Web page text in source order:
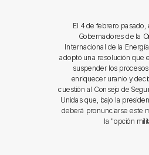
El 4 de febrero pasado,
Gobernadores de la
Internacional de la
adoptó una resolución que
suspender los
enriquecer uranio y
cuestión al Consejo de
Unidas que, bajo la
deberá pronunciarse este
la "opción